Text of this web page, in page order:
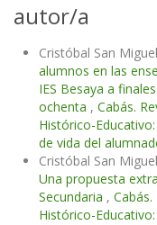
autor/a
Cristóbal San
alumnos en las
IES Besaya a
ochenta , Cabás.
Histórico-
de vida del
Cristóbal San
Una propuesta
Secundaria ,
Histórico-